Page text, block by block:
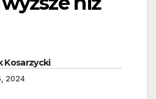
Kosarzycki
2024